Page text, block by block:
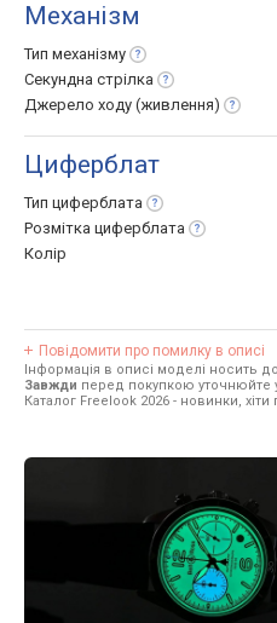
Механізм
Тип механізму
Секундна стрілка
Джерело ходу (живлення)
Циферблат
Тип циферблата
Розмітка циферблата
Колір
Повідомити про помилку в описі
Інформація в описі моделі носить
Завжди перед покупкою уточнюйте
Каталог Freelook 2026 - новинки, хіти